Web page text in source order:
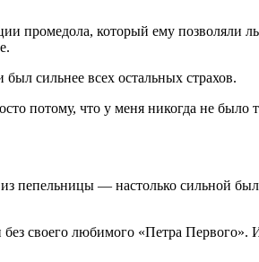
промедола, который ему позволяли
сильнее всех остальных страхов.
потому, что у меня никогда не было
пепельницы — настолько сильной
своего любимого «Петра Первого».